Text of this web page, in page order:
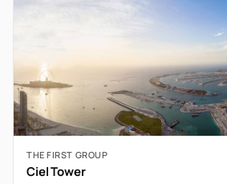
THE FIRST GROUP
Ciel Tower